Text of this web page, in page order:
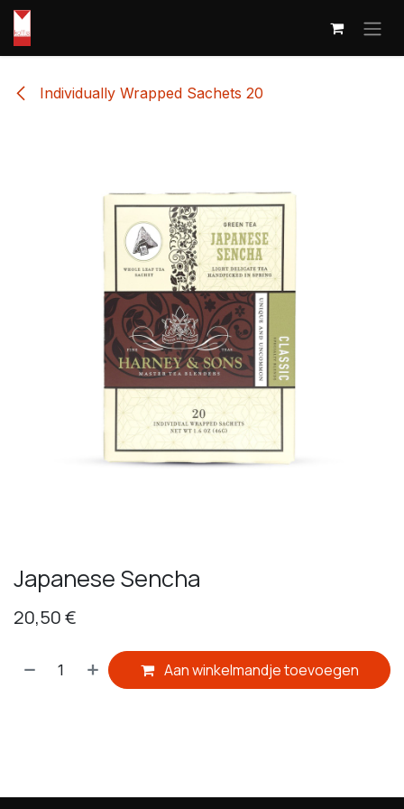
Overslaan naar inhoud
Individually Wrapped Sachets 20
Japanese Sencha
20,50€
Aan winkelmandje toevoegen